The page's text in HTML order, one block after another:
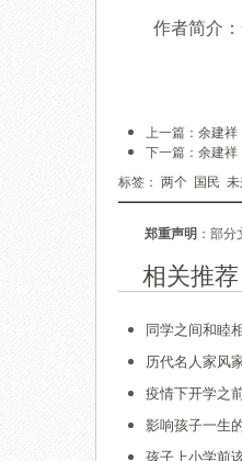
作者简介：
上一篇： 余建祥
下一篇： 余建
标签： 两个 国民
郑重声明 ：部
相关推荐
同学之间和睦
历代名人家风
疫情下开学之
影响孩子一生
孩子上小学前